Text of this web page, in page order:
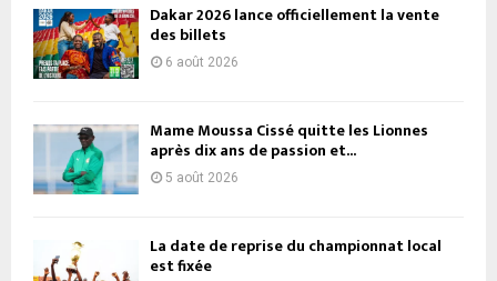
Dakar 2026 lance officiellement la vente
des billets
6 août 2026
Mame Moussa Cissé quitte les Lionnes
après dix ans de passion et...
5 août 2026
La date de reprise du championnat local
est fixée